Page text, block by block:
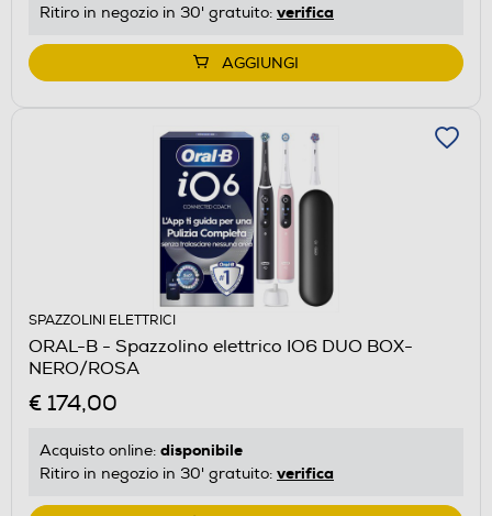
Ritiro in negozio in 30' gratuito: verifica
AGGIUNGI
SPAZZOLINI ELETTRICI
ORAL-B - Spazzolino elettrico IO6 DUO BOX-
NERO/ROSA
€ 174,00
Acquisto online: disponibile
Ritiro in negozio in 30' gratuito: verifica